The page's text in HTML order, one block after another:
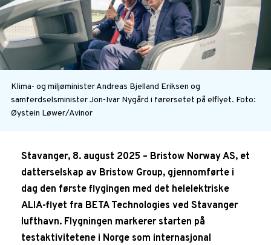
Klima- og miljøminister Andreas Bjelland Eriksen og
samferdselsminister Jon-Ivar Nygård i førersetet på elflyet. Foto:
Øystein Løwer/Avinor
Stavanger, 8. august 2025 – Bristow Norway AS, et
datterselskap av Bristow Group, gjennomførte i
dag den første flygingen med det helelektriske
ALIA-flyet fra BETA Technologies ved Stavanger
lufthavn. Flygningen markerer starten på
testaktivitetene i Norge som internasjonal